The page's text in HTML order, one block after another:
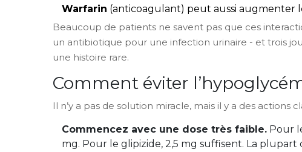
Warfarin (anticoagulant) peut aussi augmenter
Beaucoup de patients ne savent pas que ces
un antibiotique pour une infection urinaire - et trois
une histoire rare.
Comment éviter
Il n’y a pas de solution miracle, mais il y a des actions
Commencez avec une dose très faible. Pour
mg. Pour le glipizide, 2,5 mg suffisent. La